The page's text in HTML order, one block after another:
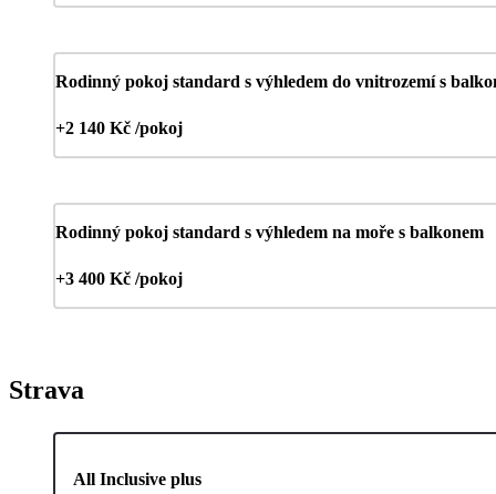
Rodinný pokoj standard s výhledem do vnitrozemí s
+2 140 Kč /pokoj
Rodinný pokoj standard s výhledem na moře s balkonem
+3 400 Kč /pokoj
Strava
All Inclusive plus